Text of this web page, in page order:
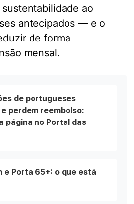
ao
antecipados — e o
de forma
mensal.
de portugueses
perdem reembolso:
página no Portal das
e Porta 65+: o que está